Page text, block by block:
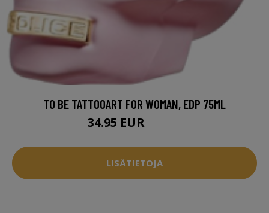
TO BE TATTOOART FOR WOMAN, EDP 75ML
34.95 EUR
LISÄTIETOJA